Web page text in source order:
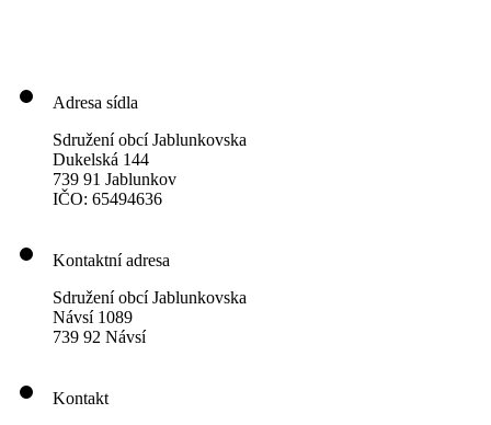
Adresa sídla
Sdružení obcí Jablunkovska
Dukelská 144
739 91 Jablunkov
IČO: 65494636
Kontaktní adresa
Sdružení obcí Jablunkovska
Návsí 1089
739 92 Návsí
Kontakt